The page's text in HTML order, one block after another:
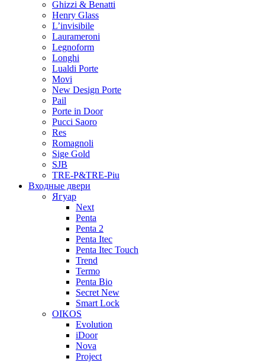
Ghizzi & Benatti
Henry Glass
L’invisibile
Laurameroni
Legnoform
Longhi
Lualdi Porte
Movi
New Design Porte
Pail
Porte in Door
Pucci Saoro
Res
Romagnoli
Sige Gold
SJB
TRE-P&TRE-Piu
Входные двери
Ягуар
Next
Penta
Penta 2
Penta Itec
Penta Itec Touch
Trend
Termo
Penta Bio
Secret New
Smart Lock
OIKOS
Evolution
iDoor
Nova
Project